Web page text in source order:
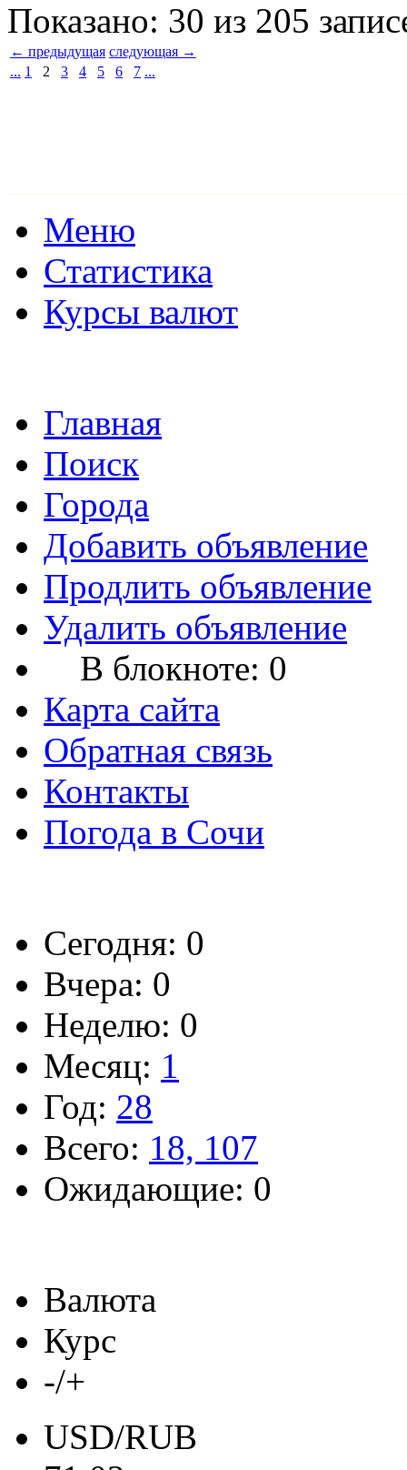
Показано: 30 из 205
← предыдущая следующая →
... 1 2 3 4 5 6 7 ...
Меню
Статистика
Курсы валют
Главная
Поиск
Города
Добавить объявление
Продлить объявление
Удалить объявление
В блокноте: 0
Карта сайта
Обратная связь
Контакты
Погода в Сочи
Сегодня: 0
Вчера: 0
Неделю: 0
Месяц: 1
Год: 28
Всего: 18, 107
Ожидающие: 0
Валюта
Курс
-/+
USD/RUB